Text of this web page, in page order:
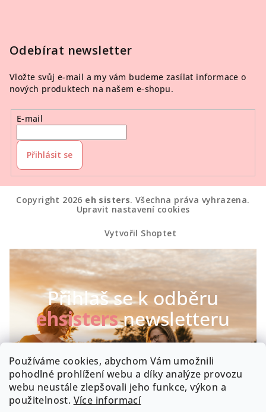
Používáme cookies, abychom Vám umožnili
pohodlné prohlížení webu a díky analýze provozu
webu neustále zlepšovali jeho funkce, výkon a
použitelnost. Více informací
Odebírat newsletter
Vložte svůj e-mail a my vám budeme zasílat informace o
nových produktech na našem e-shopu.
E-mail
Přihlásit se
Copyright 2026 eh sisters. Všechna práva vyhrazena.
Upravit nastavení cookies
Vytvořil Shoptet
Přihlaš se k odběru
ehsistersnewsletteru
Chceš být první, kdo se dozví o našich novinkách a
speciálních akcích? Máme radost :-)
Byla by škoda, kdyby zrovna Tobě něco uniklo!